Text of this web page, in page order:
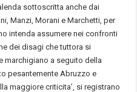
sottoscritta anche dai
Manzi, Morani e Marchetti, per
intenda assumere nei confronti
dei disagi che tuttora si
marchigiano a seguito della
pesantemente Abruzzo e
maggiore criticita’, si registrano